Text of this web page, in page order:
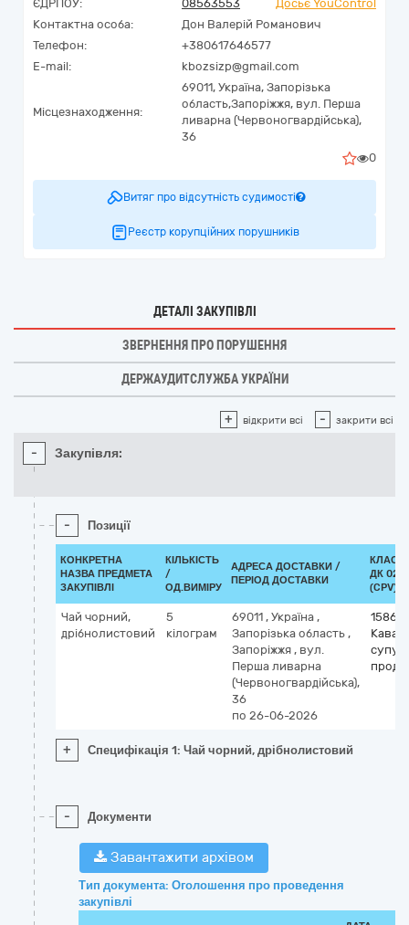
ЄДРПОУ:
08563553
Досьє YouControl
Контактна особа:
Дон Валерій Романович
Телефон:
+380617646577
E-mail:
kbozsizp@gmail.com
Місцезнаходження:
69011, Україна, Запорізька
область,Запоріжжя, вул. Перша
ливарна (Червоногвардійська),
36
0
Витяг про відсутність судимості
Реєстр корупційних порушників
ДЕТАЛІ ЗАКУПІВЛІ
ЗВЕРНЕННЯ ПРО ПОРУШЕННЯ
ДЕРЖАУДИТСЛУЖБА УКРАЇНИ
+ відкрити всі - закрити всі
- Закупівля:
- Позиції
КОНКРЕТНА
НАЗВА ПРЕДМЕТА
ЗАКУПІВЛІ
КІЛЬКІСТЬ
/
ОД.ВИМІРУ
АДРЕСА ДОСТАВКИ /
ПЕРІОД ДОСТАВКИ
ДК
(CPV)
Чай чорний,
дрібнолистовий
5
кілограм
69011 , Україна ,
Запорізька область ,
Запоріжжя , вул.
Перша ливарна
(Червоногвардійська),
36
по 26-06-2026
Кава,
+ Специфікація 1: Чай чорний, дрібнолистовий
- Документи
Завантажити архівом
Тип документа: Оголошення про проведення
закупівлі